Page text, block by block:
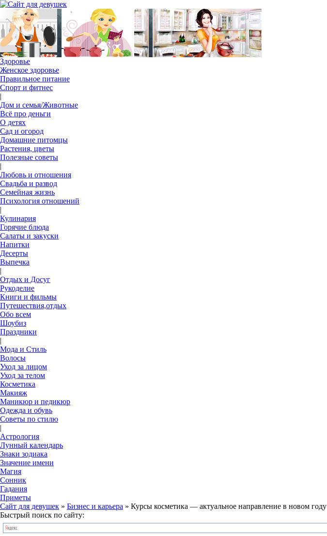
Здоровье
Женское здоровье
Правильное питание
Спорт и фитнес
|
Дом и семья/Животные
Всё про деньги
О детях
Сад и огород
Домашние питомцы
Растения, цветы
Полезные советы
|
Любовь и отношения
Свадьба и развод
Семейная жизнь
Психология отношений
|
Кулинария
Горячие блюда
Салаты и закуски
Напитки
Десерты
Выпечка
|
Отдых и Досуг
Рукоделие
Книги и фильмы
Путешествия,отдых
Обо всем
Шоубиз
Праздники
|
Мода и Стиль
Волосы
Уход за лицом
Уход за телом
Косметика
Макияж
Маникюр и педикюр
Одежда и обувь
Советы по стилю
|
Астрология
Лунный календарь
Знаки зодиака
Значение имени
Магия
Сонник
Гадания
Приметы
Сайт для девушек » Бизнес и карьера » Курсы косметика — актуальное направление в новом году
Быстрый поиск по сайту: